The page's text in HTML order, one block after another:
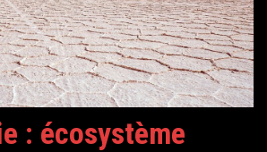
: écosystème